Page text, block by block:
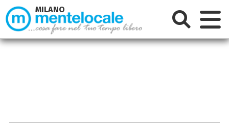
MILANO